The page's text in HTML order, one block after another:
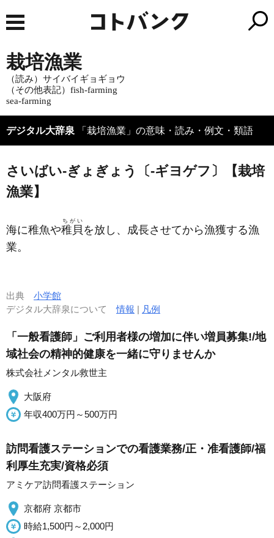
栽培漁業
（読み）サイバイギョギョウ
（その他表記）fish-farming
sea-farming
デジタル大辞泉 「栽培漁業」の意味・読み・例文・類語
さいばい‐ぎょぎょう〔‐ギヨゲフ〕【栽培
漁業】
海に稚魚や稚貝
ちがい
を放し、成長させてから漁獲する漁
業。
出典 小学館
デジタル大辞泉について情報 | 凡例
「一般看護師」ご利用者様の増加に伴い増員募集!/地
域社会の精神的健康を一緒に守りませんか
株式会社メンタル救世主
大阪府
年収400万円～500万円
訪問看護ステーションでの看護業務/正・准看護師/福
利厚生充実/資格必須
アミケア訪問看護ステーション
京都府 京都市
時給1,500円～2,000円